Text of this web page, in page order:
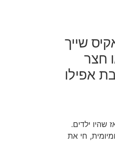
שייך
חצר
אפילו
ילדים.
חי את